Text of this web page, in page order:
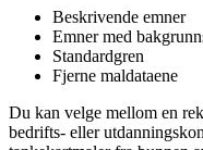
Beskrivende emner
Emner med
Standardgren
Fjerne maldataene
Du kan velge mellom en
bedrifts- eller